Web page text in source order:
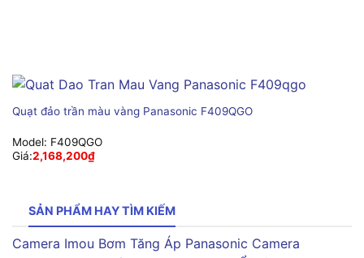
Quạt đảo trần màu vàng Panasonic F409QGO
Model: F409QGO
Giá:2,168,200₫
SẢN PHẨM HAY TÌM KIẾM
Camera Imou Bơm Tăng Áp Panasonic Camera